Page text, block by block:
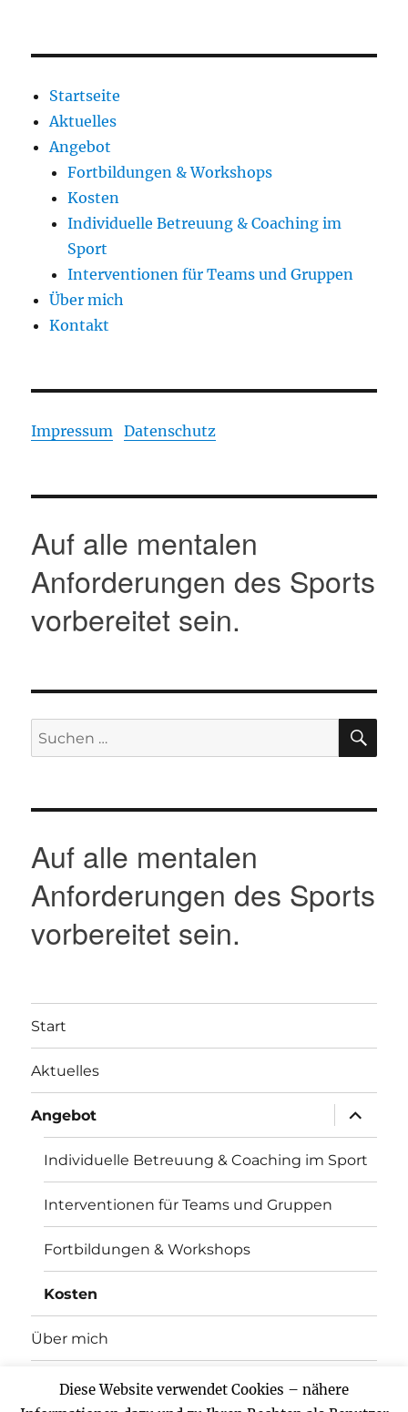
Startseite
Aktuelles
Angebot
Fortbildungen & Workshops
Kosten
Individuelle Betreuung & Coaching im
Sport
Interventionen für Teams und Gruppen
Über mich
Kontakt
Impressum Datenschutz
Auf alle mentalen
Anforderungen des Sports
vorbereitet sein.
Suche
nach:
Auf alle mentalen
Anforderungen des Sports
vorbereitet sein.
Start
Aktuelles
Angebot
anzeigen
Individuelle Betreuung & Coaching im Sport
Interventionen für Teams und Gruppen
Fortbildungen & Workshops
Kosten
Über mich
Kontakt
Diese Website verwendet Cookies – nähere